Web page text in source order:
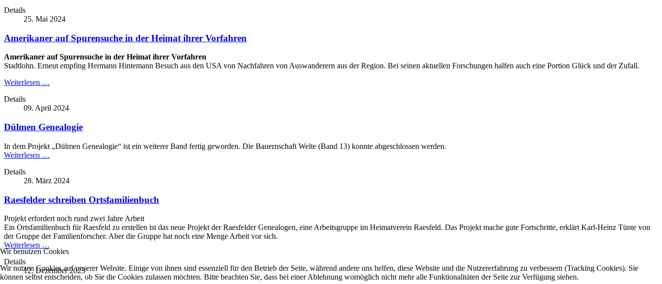
Details
25. Mai 2024
Amerikaner auf Spurensuche in der Heimat ihrer Vorfahren
Amerikaner auf Spurensuche in der Heimat ihrer Vorfahren
Stadtlohn. Erneut empfing Hermann Hintemann Besuch aus den USA von Nachfahren von Auswanderern aus der Region. Bei seinen aktuellen Forschungen halfen auch eine Portion Glück und der Zufall.
Weiterlesen …
Details
09. April 2024
Dülmen Genealogie
In dem Projekt „Dülmen Genealogie“ ist ein weiterer Band fertig geworden. Die Bauernschaft Welte (Band 13) konnte abgeschlossen werden.
Weiterlesen …
Details
28. März 2024
Raesfelder schreiben Ortsfamilienbuch
Projekt erfordert noch rund zwei Jahre Arbeit
Ein Ortsfamilienbuch für Raesfeld zu erstellen ist das neue Projekt der Raesfelder Genealogen, eine Arbeitsgruppe im Heimatverein Raesfeld. Das Projekt mache gute Fortschritte, erklärt Karl-Heinz Tünte von
der Gruppe der Familienforscher. Aber die Gruppe hat noch eine Menge Arbeit vor sich.
Weiterlesen …
Details
12. Dezember 2023
Wir benutzen Cookies
Wir nutzen Cookies auf unserer Website. Einige von ihnen sind essenziell für den Betrieb der Seite, während andere uns helfen, diese Website und die Nutzererfahrung zu verbessern (Tracking Cookies). Sie
können selbst entscheiden, ob Sie die Cookies zulassen möchten. Bitte beachten Sie, dass bei einer Ablehnung womöglich nicht mehr alle Funktionalitäten der Seite zur Verfügung stehen.